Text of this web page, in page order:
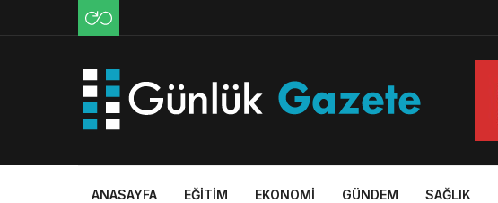
ANASAYFA EĞITIM EKONOMI GÜNDEM SAĞLIK